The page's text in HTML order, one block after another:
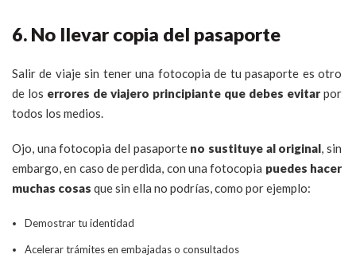
6. No llevar copia del pasaporte
Salir de viaje sin tener una fotocopia de tu pasaporte es otro
de los errores de viajero principiante que debes evitarpor
todos los medios.
Ojo, una fotocopia del pasaporte no sustituye al original , sin
embargo, en caso de perdida, con una fotocopia puedes hacer
muchas cosas que sin ella no podrías, como por ejemplo:
Demostrar tu identidad
Acelerar trámites en embajadas o consultados